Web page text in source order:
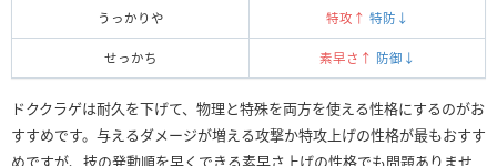
うっかりや 特攻↑ 特防↓
せっかち 素早さ↑ 防御↓
ドククラゲは耐久を下げて、物理と特殊を両方を使える性格にするのがお
すすめです。与えるダメージが増える攻撃か特攻上げの性格が最もおすす
めですが、技の発動順を早くできる素早さ上げの性格でも問題ありませ